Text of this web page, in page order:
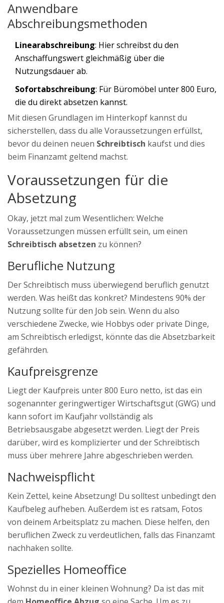
Anwendbare
Abschreibungsmethoden
Linearabschreibung: Hier schreibst du den
Anschaffungswert gleichmäßig über die
Nutzungsdauer ab.
Sofortabschreibung: Für Büromöbel unter 800 Euro,
die du direkt absetzen kannst.
Mit diesen Grundlagen im Hinterkopf kannst du
sicherstellen, dass du alle Voraussetzungen erfüllst,
bevor du deinen neuen Schreibtisch kaufst und dies
beim Finanzamt geltend machst.
Voraussetzungen für die
Absetzung
Okay, jetzt mal zum Wesentlichen: Welche
Voraussetzungen müssen erfüllt sein, um einen
Schreibtisch absetzen zu können?
Berufliche Nutzung
Der Schreibtisch muss überwiegend beruflich genutzt
werden. Was heißt das konkret? Mindestens 90% der
Nutzung sollte für den Job sein. Wenn du also
verschiedene Zwecke, wie Hobbys oder private Dinge,
am Schreibtisch erledigst, könnte das die Absetzbarkeit
gefährden.
Kaufpreisgrenze
Liegt der Kaufpreis unter 800 Euro netto, ist das ein
sogenannter geringwertiger Wirtschaftsgut (GWG) und
kann sofort im Kaufjahr vollständig als
Betriebsausgabe abgesetzt werden. Liegt der Preis
darüber, wird es komplizierter und der Schreibtisch
muss über mehrere Jahre abgeschrieben werden.
Nachweispflicht
Kein Zettel, keine Absetzung! Du solltest unbedingt den
Kaufbeleg aufheben. Außerdem ist es ratsam, Fotos
von deinem Arbeitsplatz zu machen. Diese helfen, den
beruflichen Zweck zu verdeutlichen, falls das Finanzamt
nachhaken sollte.
Spezielles Homeoffice
Wohnst du in einer kleinen Wohnung? Da ist das mit